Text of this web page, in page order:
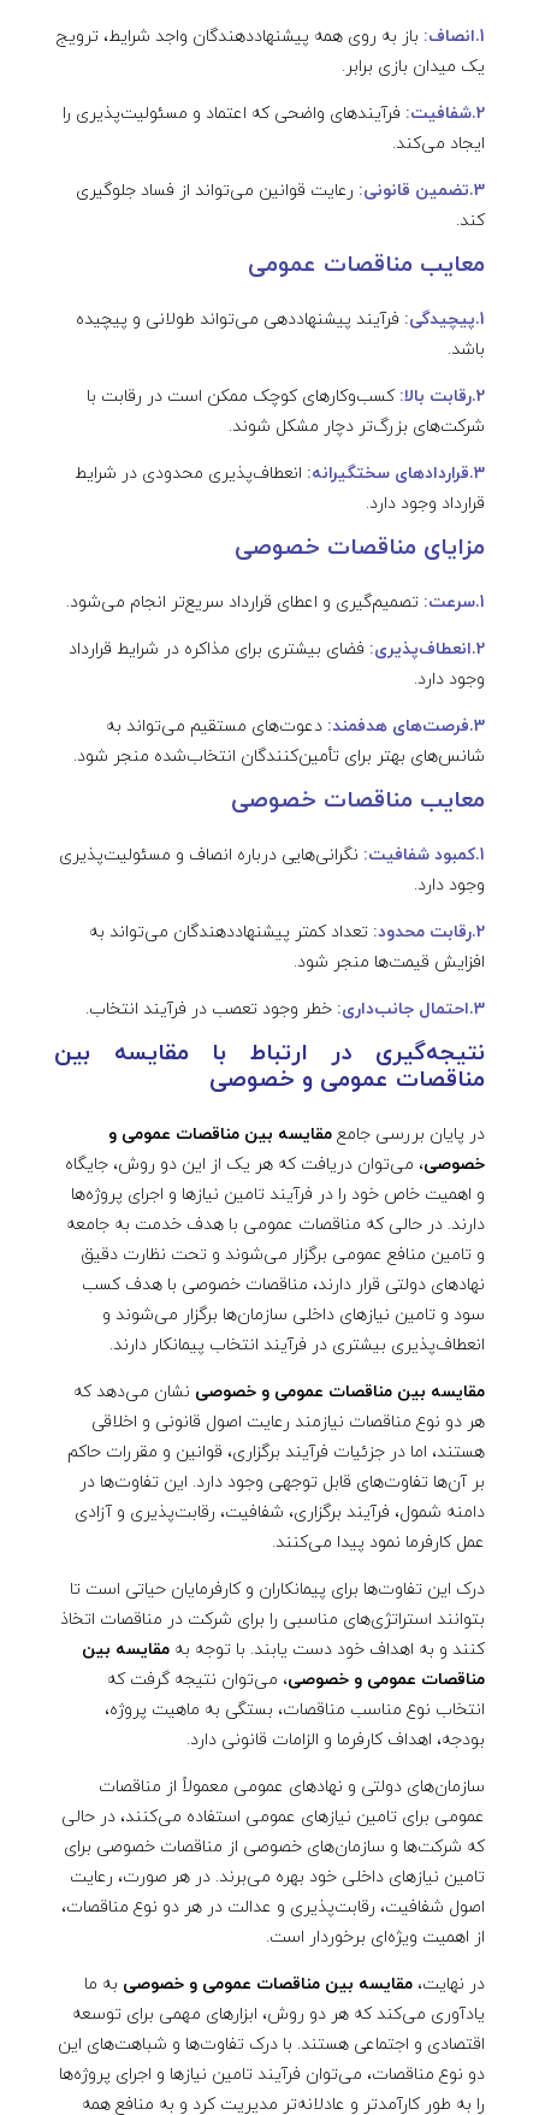
1.انصاف:
باز به روی همه پیشنهاددهندگان واجد شرایط، ترویج
یک میدان بازی برابر.
2.شفافیت:
فرآیندهای واضحی که اعتماد و مسئولیت‌پذیری را
ایجاد می‌کند.
3.تضمین قانونی:
رعایت قوانین می‌تواند از فساد جلوگیری
کند.
معایب مناقصات عمومی
1.پیچیدگی:
فرآیند پیشنهاددهی می‌تواند طولانی و پیچیده
باشد.
2.رقابت بالا:
کسب‌وکارهای کوچک ممکن است در رقابت با
شرکت‌های بزرگ‌تر دچار مشکل شوند.
3.قراردادهای سختگیرانه:
انعطاف‌پذیری محدودی در شرایط
قرارداد وجود دارد.
مزایای مناقصات خصوصی
1.سرعت: تصمیم‌گیری و اعطای قرارداد سریع‌تر انجام می‌شود.
2.انعطاف‌پذیری:
فضای بیشتری برای مذاکره در شرایط قرارداد
وجود دارد.
3.فرصت‌های هدفمند:
دعوت‌های مستقیم می‌تواند به
شانس‌های بهتر برای تأمین‌کنندگان انتخاب‌شده منجر شود.
معایب مناقصات خصوصی
1.کمبود شفافیت:
نگرانی‌هایی درباره انصاف و مسئولیت‌پذیری
وجود دارد.
2.رقابت محدود:
تعداد کمتر پیشنهاددهندگان می‌تواند به
افزایش قیمت‌ها منجر شود.
3.احتمال جانب‌داری: خطر وجود تعصب در فرآیند انتخاب.
نتیجه‌گیری در ارتباط با مقایسه بین
مناقصات عمومی و خصوصی
در پایان بررسی جامع مقایسه بین مناقصات عمومی و
خصوصی، می‌توان دریافت که هر یک از این دو روش، جایگاه
و اهمیت خاص خود را در فرآیند تامین نیازها و اجرای پروژه‌ها
دارند. در حالی که مناقصات عمومی با هدف خدمت به جامعه
و تامین منافع عمومی برگزار می‌شوند و تحت نظارت دقیق
نهادهای دولتی قرار دارند، مناقصات خصوصی با هدف کسب
سود و تامین نیازهای داخلی سازمان‌ها برگزار می‌شوند و
انعطاف‌پذیری بیشتری در فرآیند انتخاب پیمانکار دارند.
مقایسه بین مناقصات عمومی و خصوصی نشان می‌دهد که
هر دو نوع مناقصات نیازمند رعایت اصول قانونی و اخلاقی
هستند، اما در جزئیات فرآیند برگزاری، قوانین و مقررات حاکم
بر آن‌ها تفاوت‌های قابل توجهی وجود دارد. این تفاوت‌ها در
دامنه شمول، فرآیند برگزاری، شفافیت، رقابت‌پذیری و آزادی
عمل کارفرما نمود پیدا می‌کنند.
درک این تفاوت‌ها برای پیمانکاران و کارفرمایان حیاتی است تا
بتوانند استراتژی‌های مناسبی را برای شرکت در مناقصات اتخاذ
کنند و به اهداف خود دست یابند. با توجه به مقایسه بین
مناقصات عمومی و خصوصی، می‌توان نتیجه گرفت که
انتخاب نوع مناسب مناقصات، بستگی به ماهیت پروژه،
بودجه، اهداف کارفرما و الزامات قانونی دارد.
سازمان‌های دولتی و نهادهای عمومی معمولاً از مناقصات
عمومی برای تامین نیازهای عمومی استفاده می‌کنند، در حالی
که شرکت‌ها و سازمان‌های خصوصی از مناقصات خصوصی برای
تامین نیازهای داخلی خود بهره می‌برند. در هر صورت، رعایت
اصول شفافیت، رقابت‌پذیری و عدالت در هر دو نوع مناقصات،
از اهمیت ویژه‌ای برخوردار است.
در نهایت، مقایسه بین مناقصات عمومی و خصوصی به ما
یادآوری می‌کند که هر دو روش، ابزارهای مهمی برای توسعه
اقتصادی و اجتماعی هستند. با درک تفاوت‌ها و شباهت‌های این
دو نوع مناقصات، می‌توان فرآیند تامین نیازها و اجرای پروژه‌ها
را به طور کارآمدتر و عادلانه‌تر مدیریت کرد و به منافع همه